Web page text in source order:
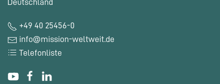
Deutschland
+49 40 25456-0
info@mission-weltweit.de
Telefonliste